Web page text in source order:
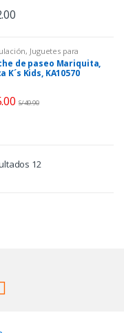
, Juguetes para
, K's Kids Sin Categoría
de paseo Mariquita,
K´s Kids, KA10570
S/49.90
12